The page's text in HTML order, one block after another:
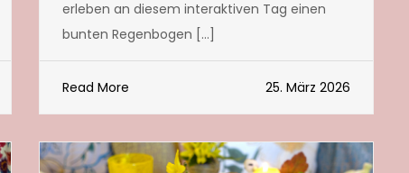
erleben an diesem interaktiven Tag einen
bunten Regenbogen […]
Read More 25. März 2026